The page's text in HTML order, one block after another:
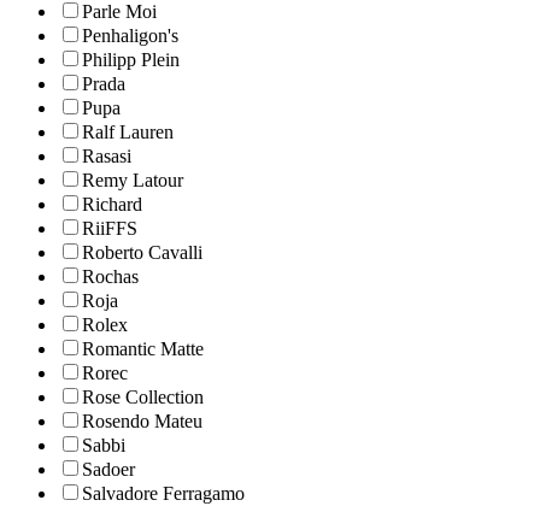
Parle Moi
Penhaligon's
Philipp Plein
Prada
Pupa
Ralf Lauren
Rasasi
Remy Latour
Richard
RiiFFS
Roberto Cavalli
Rochas
Roja
Rolex
Romantic Matte
Rorec
Rose Collection
Rosendo Mateu
Sabbi
Sadoer
Salvadore Ferragamo